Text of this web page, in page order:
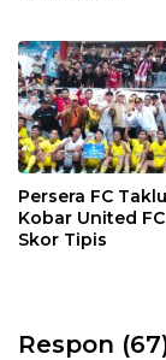
Persera FC
Kobar United
Skor Tipis
Respon